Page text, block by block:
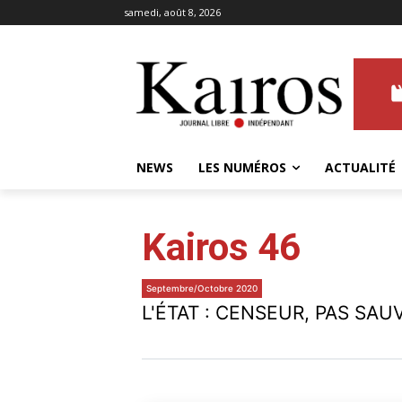
samedi, août 8, 2026
NEWS LES NUMÉROS ACTUALITÉ
Kairos 46
Septembre/Octobre 2020
L'ÉTAT : CENSEUR, PAS